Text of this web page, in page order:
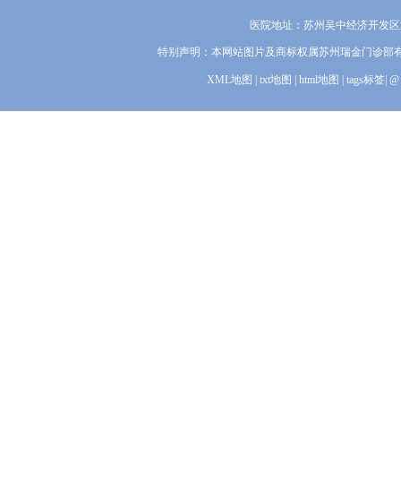
医院地址：苏州吴中经济开发
特别声明：本网站图片及商标权属苏州瑞金门诊
XML地图 txt地图 html地图 tags标签 |